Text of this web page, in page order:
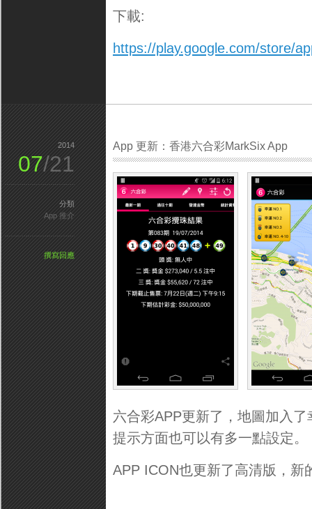
下載:
https://play.google.com/store/
App 更新：香港六合彩MarkSix App
六合彩APP更新了，地圖加入
提示方面也可以有多一點設定。
APP ICON也更新了高清版，新
2014
07/21
分類
App 推介
撰寫回應